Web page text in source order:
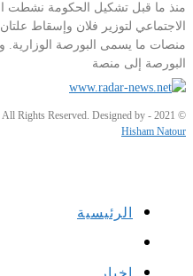
منذ ما قبل تشكيل الحكومة نشطت
الاجتماعي لتوزير فلان وإسقاط
منصات ما يسمى البورصة الوزارية.
البورصة إلى منصة
© 2021 - All Rights Reserved. Designed by
Hisham Natour
الرئيسية